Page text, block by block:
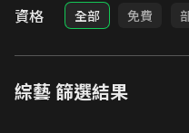
資格 全部 免費
綜藝篩選結果